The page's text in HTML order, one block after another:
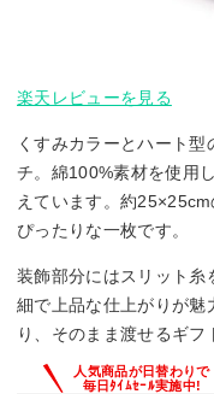
楽天レビューを見る
くすみカラーとハート
チ。綿100%素材を使用
えています。約
ぴったりな一枚です。
装飾部分にはスリット糸
細で上品な仕上がりが魅
り、そのまま渡せるギフ